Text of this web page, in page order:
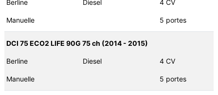
Berline Diesel 4 CV
Manuelle 5 portes
DCI 75 ECO2 LIFE 90G 75 ch (2014 - 2015)
Berline Diesel 4 CV
Manuelle 5 portes